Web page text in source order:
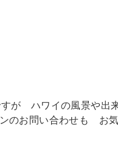
が ハワイの風景や出
のお問い合わせも お